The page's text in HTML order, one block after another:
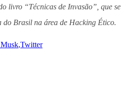
livro “Técnicas de Invasão”, que se
do Brasil na área de Hacking Ético.
,Twitter